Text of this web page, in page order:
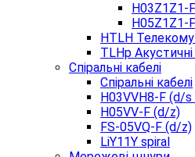
H03Z1Z1-
H05Z1Z1-
HTLH
TLHp Акустичні
Спіральні кабелі
Спіральні кабелі
H03VVH8-F (d/s
H05VV-F (d/z)
FS-05VQ-F (d/z)
LiY11Y spiral